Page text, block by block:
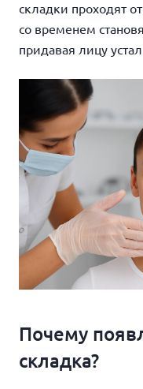
складки проходят
со временем
придавая лицу
Почему
складка?